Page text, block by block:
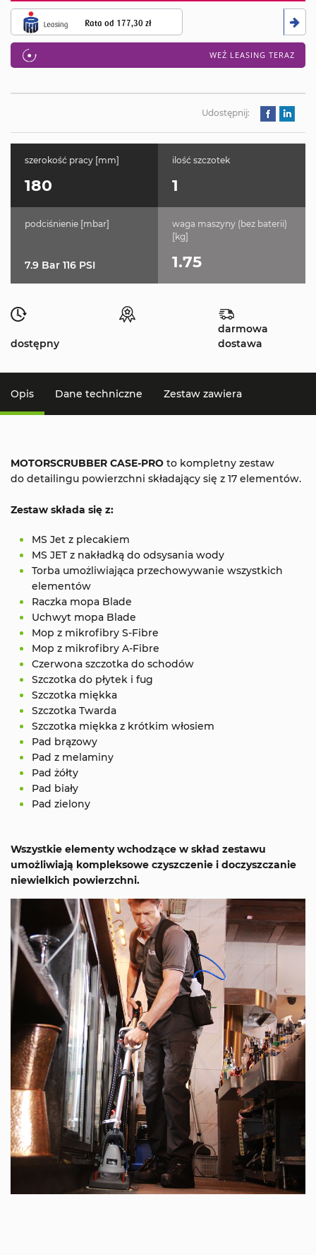
Rata od 177,30 zł
WEŹ LEASING TERAZ
Udostępnij:
szerokość pracy [mm]
180
ilość szczotek
1
podciśnienie [mbar]
7.9 Bar 116 PSI
waga maszyny (bez baterii)
[kg]
1.75
dostępny
darmowa
dostawa
Opis Dane techniczne Zestaw zawiera
MOTORSCRUBBER CASE-PRO to kompletny zestaw
do detailingu powierzchni składający się z 17 elementów.
Zestaw składa się z:
MS Jet z plecakiem
MS JET z nakładką do odsysania wody
Torba umożliwiająca przechowywanie wszystkich
elementów
Raczka mopa Blade
Uchwyt mopa Blade
Mop z mikrofibry S-Fibre
Mop z mikrofibry A-Fibre
Czerwona szczotka do schodów
Szczotka do płytek i fug
Szczotka miękka
Szczotka Twarda
Szczotka miękka z krótkim włosiem
Pad brązowy
Pad z melaminy
Pad żółty
Pad biały
Pad zielony
Wszystkie elementy wchodzące w skład zestawu
umożliwiają kompleksowe czyszczenie i doczyszczanie
niewielkich powierzchni.